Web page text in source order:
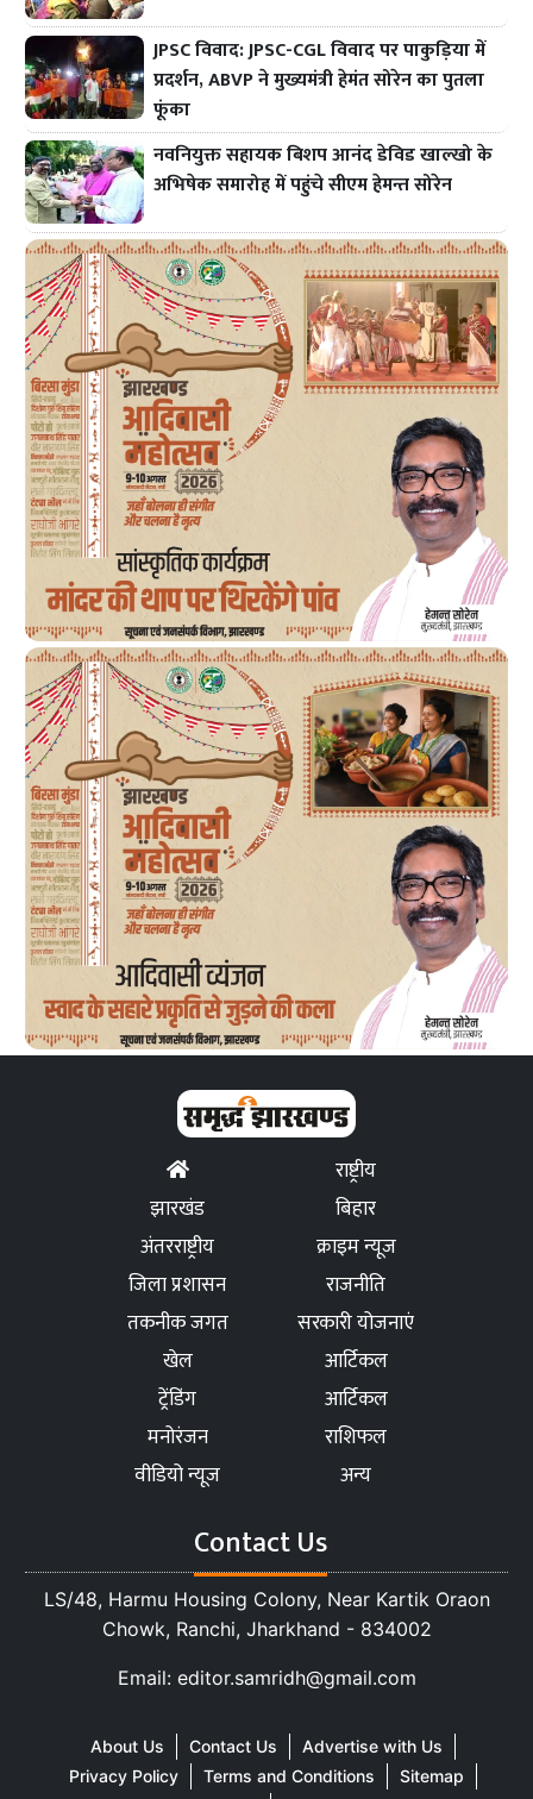
JPSC विवाद: JPSC-CGL विवाद पर पाकुड़िया में
प्रदर्शन, ABVP ने मुख्यमंत्री हेमंत सोरेन का पुतला
फूंका
नवनियुक्त सहायक बिशप आनंद डेविड खाल्खो के
अभिषेक समारोह में पहुंचे सीएम हेमन्त सोरेन
राष्ट्रीय
झारखंड
बिहार
अंतरराष्ट्रीय
क्राइम न्यूज
जिला प्रशासन
राजनीति
तकनीक जगत
सरकारी योजनाएं
खेल
आर्टिकल
ट्रेंडिंग
आर्टिकल
मनोरंजन
राशिफल
वीडियो न्यूज
अन्य
Contact Us
LS/48, Harmu Housing Colony, Near Kartik Oraon
Chowk, Ranchi, Jharkhand - 834002
Email: editor.samridh@gmail.com
About Us Contact Us
Advertise with Us
Privacy Policy
Terms and Conditions
Sitemap